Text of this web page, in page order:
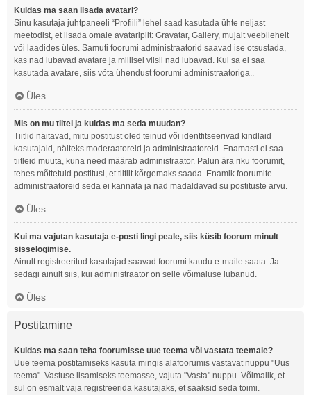
Kuidas ma saan lisada avatari?
Sinu kasutaja juhtpaneeli “Profiili” lehel saad kasutada ühte neljast
meetodist, et lisada omale avataripilt: Gravatar, Gallery, mujalt veebilehelt
või laadides üles. Samuti foorumi administraatorid saavad ise otsustada,
kas nad lubavad avatare ja millisel viisil nad lubavad. Kui sa ei saa
kasutada avatare, siis võta ühendust foorumi administraatoriga..
Üles
Mis on mu tiitel ja kuidas ma seda muudan?
Tiitlid näitavad, mitu postitust oled teinud või identfitseerivad kindlaid
kasutajaid, näiteks moderaatoreid ja administraatoreid. Enamasti ei saa
tiitleid muuta, kuna need määrab administraator. Palun ära riku foorumit,
tehes mõttetuid postitusi, et tiitlit kõrgemaks saada. Enamik foorumite
administraatoreid seda ei kannata ja nad madaldavad su postituste arvu.
Üles
Kui ma vajutan kasutaja e-posti lingi peale, siis küsib foorum minult
sisselogimise.
Ainult registreeritud kasutajad saavad foorumi kaudu e-maile saata. Ja
sedagi ainult siis, kui administraator on selle võimaluse lubanud.
Üles
Postitamine
Kuidas ma saan teha foorumisse uue teema või vastata teemale?
Uue teema postitamiseks kasuta mingis alafoorumis vastavat nuppu "Uus
teema". Vastuse lisamiseks teemasse, vajuta "Vasta" nuppu. Võimalik, et
sul on esmalt vaja registreerida kasutajaks, et saaksid seda toimi.